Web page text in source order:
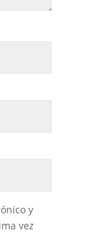
y
vez